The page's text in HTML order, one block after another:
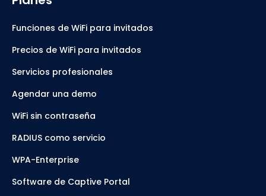
Funciones de WiFi para invitados
Precios de WiFi para invitados
Servicios profesionales
Agendar una demo
WiFi sin contraseña
RADIUS como servicio
WPA-Enterprise
Software de Captive Portal